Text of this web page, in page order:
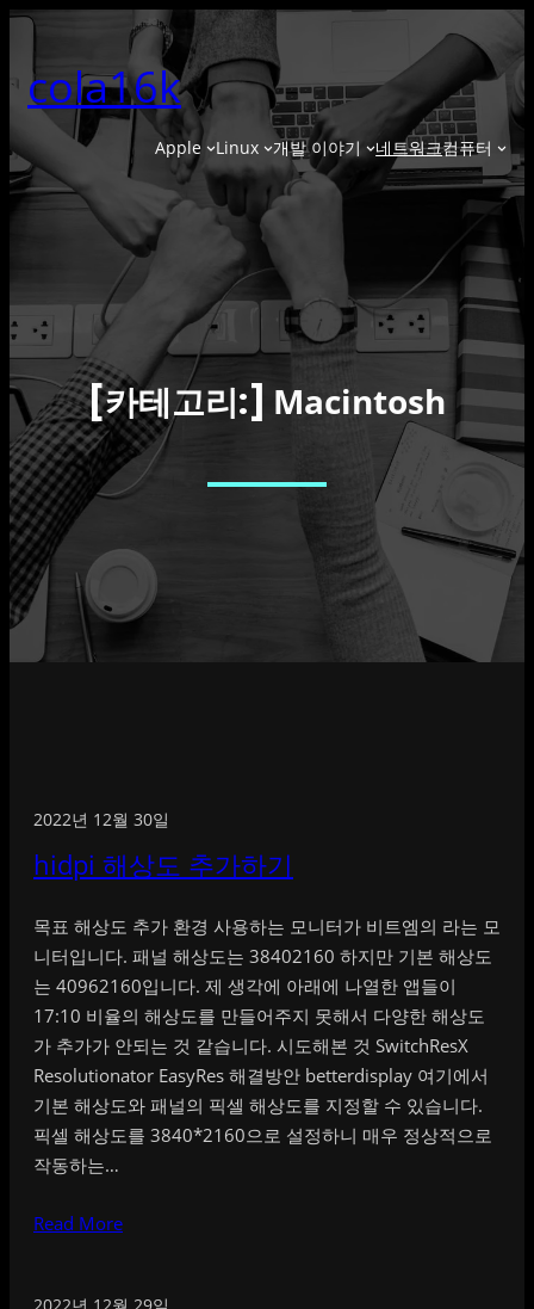
콘
츠
바
로
cola16k
Apple Linux 개발 이야기 네트워크컴퓨터
[카테고리:] Macintosh
2022년 12월 30일
hidpi 해상도 추가하기
목표 해상도 추가 환경 사용하는 모니터가 비트엠의 라는 모
니터입니다. 패널 해상도는 38402160 하지만 기본 해상도
는 40962160입니다. 제 생각에 아래에 나열한 앱들이
17:10 비율의 해상도를 만들어주지 못해서 다양한 해상도
가 추가가 안되는 것 같습니다. 시도해본 것 SwitchResX
Resolutionator EasyRes 해결방안 betterdisplay 여기에서
기본 해상도와 패널의 픽셀 해상도를 지정할 수 있습니다.
픽셀 해상도를 3840*2160으로 설정하니 매우 정상적으로
작동하는…
Read More